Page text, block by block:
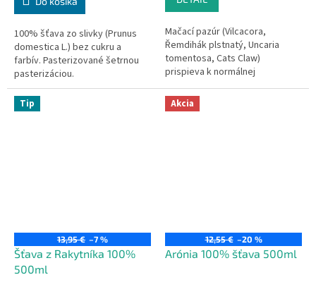
100% šťava zo slivky (Prunus
domestica L.) bez cukru a
farbív. Pasterizované šetrnou
pasterizáciou.
Mačací pazúr (Vilcacora,
Řemdihák plstnatý, Uncaria
tomentosa, Cats Claw)
prispieva k normálnej
funkcii imunity a k normálnemu
stavu kĺbov.
Tip
13,95 € –7 %
Šťava z Rakytníka 100%
500ml
Akcia
12,55 € –20 %
Arónia 100% šťava 500ml